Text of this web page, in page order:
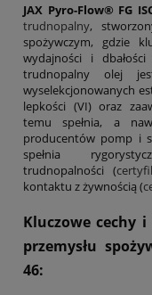
JAX Pyro-Flow® FG
trudnopalny,
spożywczym, gdzie
wydajności i
trudnopalny olej
wyselekcjonowanych
lepkości (VI) oraz
temu spełnia, a
producentów pomp i
spełnia
trudnopalności (
kontaktu z żywnością (
Kluczowe cechy
przemysłu
46: